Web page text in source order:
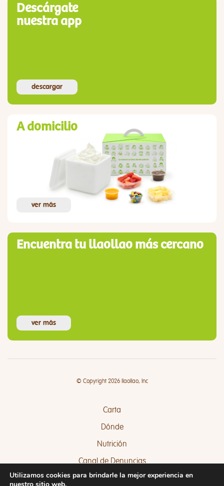
Descárgate
nuestra app
descargar
A domicilio
ver más
Encuentra tu llaollao más cercano
ver más
© Copyright 2026 llaollao, Inc
Carta
Dónde
Nutrición
Canal de Denuncias
Quejas y Sugerencias
Utilizamos cookies para brindarle la mejor experiencia en